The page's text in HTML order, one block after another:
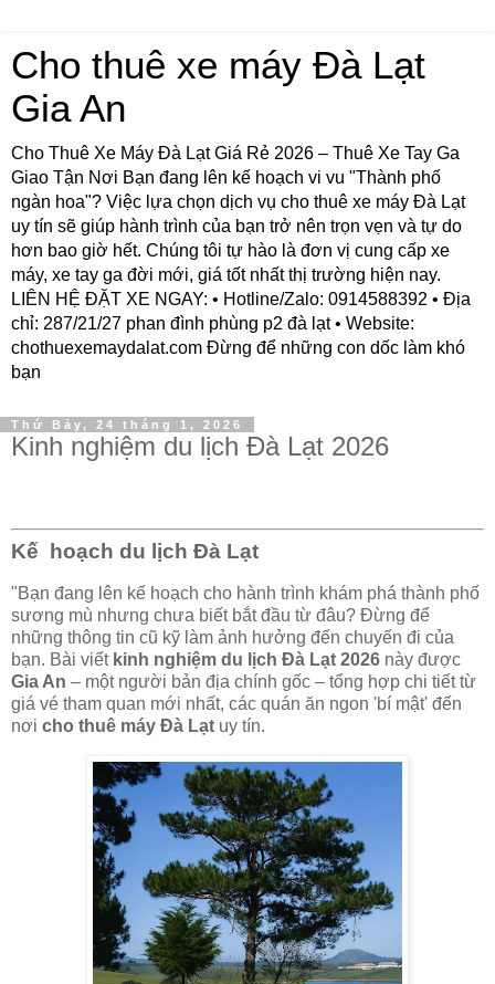
Cho thuê xe máy Đà Lạt
Gia An
Cho Thuê Xe Máy Đà Lạt Giá Rẻ 2026 – Thuê Xe Tay Ga
Giao Tận Nơi Bạn đang lên kế hoạch vi vu "Thành phố
ngàn hoa"? Việc lựa chọn dịch vụ cho thuê xe máy Đà Lạt
uy tín sẽ giúp hành trình của bạn trở nên trọn vẹn và tự do
hơn bao giờ hết. Chúng tôi tự hào là đơn vị cung cấp xe
máy, xe tay ga đời mới, giá tốt nhất thị trường hiện nay.
LIÊN HỆ ĐẶT XE NGAY: • Hotline/Zalo: 0914588392 • Địa
chỉ: 287/21/27 phan đình phùng p2 đà lạt • Website:
chothuexemaydalat.com Đừng để những con dốc làm khó
bạn
Thứ Bảy, 24 tháng 1, 2026
Kinh nghiệm du lịch Đà Lạt 2026
Kế hoạch du lịch Đà Lạt
"Bạn đang lên kế hoạch cho hành trình khám phá thành phố
sương mù nhưng chưa biết bắt đầu từ đâu? Đừng để
những thông tin cũ kỹ làm ảnh hưởng đến chuyến đi của
bạn. Bài viết kinh nghiệm du lịch Đà Lạt 2026 này được
Gia An – một người bản địa chính gốc – tổng hợp chi tiết từ
giá vé tham quan mới nhất, các quán ăn ngon 'bí mật' đến
nơi cho thuê máy Đà Lạt uy tín.